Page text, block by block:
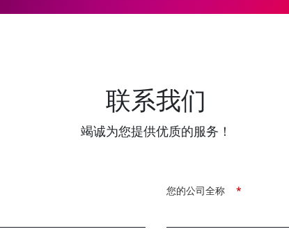
联系我们
竭诚为您提供优质的服务！
*
您的公司全称